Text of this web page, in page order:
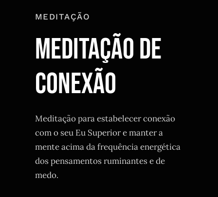
MEDITAÇÃO
Meditação de
Conexão
Meditação para estabelecer conexão
com o seu Eu Superior e manter a
mente acima da frequência energética
dos pensamentos ruminantes e de
medo.